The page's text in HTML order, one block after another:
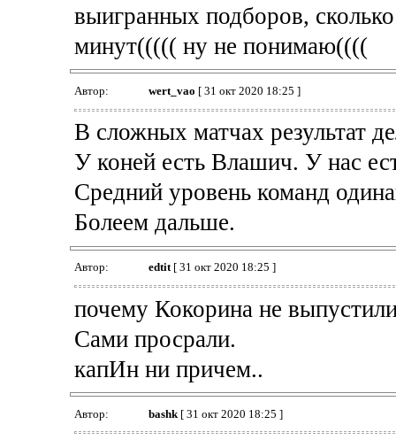
выигранных подборов,
минут((((( ну не понимаю((((
Автор: wert_vao [ 31 окт 2020 18:25 ]
В сложных матчах результат
У коней есть Влашич. У нас
Средний уровень команд
Болеем дальше.
Автор: edtit[ 31 окт 2020 18:25 ]
почему Кокорина не
Сами просрали.
капИн ни причем..
Автор: bashk[ 31 окт 2020 18:25 ]